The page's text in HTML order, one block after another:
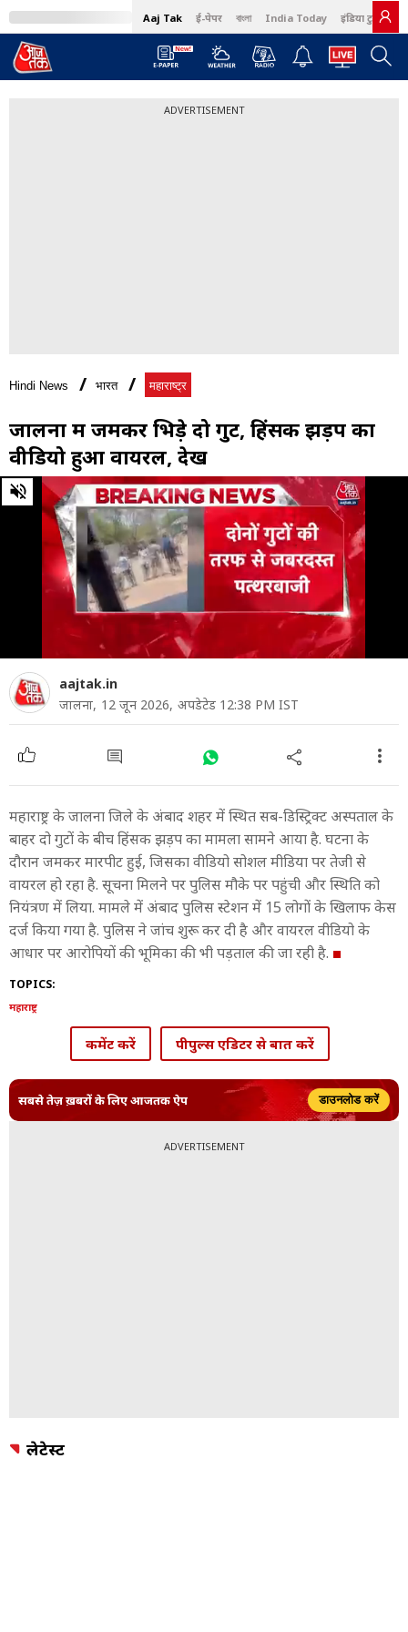
Aaj Tak ई-पेपर বাংলা India Today इंडिया टुडे हिंदी
ADVERTISEMENT
Hindi News भारत महाराष्ट्र
जालना में जमकर भ‍िड़े दो गुट, हिंसक झड़प का
वीड‍ियो हुआ वायरल, देखें
0
of
aajtak.in
जालना, 12 जून 2026, अपडेटेड 12:38 PM IST
महाराष्ट्र के जालना जिले के अंबाद शहर में स्थित सब-डिस्ट्रिक्ट अस्पताल के
बाहर दो गुटों के बीच हिंसक झड़प का मामला सामने आया है. घटना के
दौरान जमकर मारपीट हुई, जिसका वीडियो सोशल मीडिया पर तेजी से
वायरल हो रहा है. सूचना मिलने पर पुलिस मौके पर पहुंची और स्थिति को
नियंत्रण में लिया. मामले में अंबाद पुलिस स्टेशन में 15 लोगों के खिलाफ केस
दर्ज किया गया है. पुलिस ने जांच शुरू कर दी है और वायरल वीडियो के
आधार पर आरोपियों की भूमिका की भी पड़ताल की जा रही है.
TOPICS:
महाराष्ट्र
कमेंट करें पीपुल्स एडिटर से बात करें
सबसे तेज़ ख़बरों के लिए आजतक ऐप डाउनलोड करें
ADVERTISEMENT
लेटेस्ट